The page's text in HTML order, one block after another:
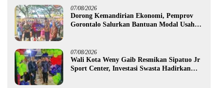
07/08/2026
Dorong Kemandirian Ekonomi, Pemprov
Gorontalo Salurkan Bantuan Modal Usaha
07/08/2026
Wali Kota Weny Gaib Resmikan Sipatuo Jr
Sport Center, Investasi Swasta Hadirkan